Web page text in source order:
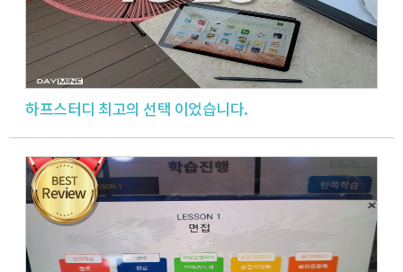
하프스터디 최고의 선택 이었습니다.